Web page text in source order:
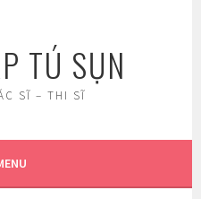
TÚ SỤN
SĨ – THI SĨ